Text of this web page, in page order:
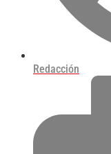
Redacción